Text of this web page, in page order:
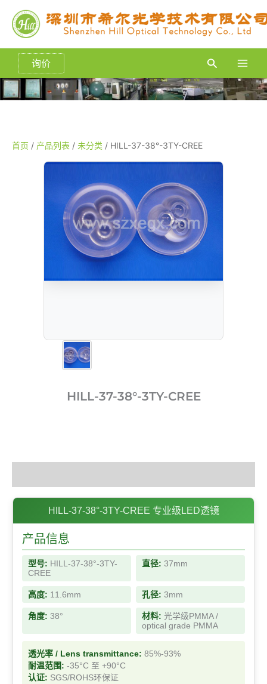
询价
搜
索
Main
首页 / 产品列表 / 未分类 / HILL-37-38°-3TY-CREE
HILL-37-38°-3TY-CREE
HILL-37-38°-3TY-CREE 专业级LED透镜
产品信息
型号: HILL-37-38°-3TY-
CREE
直径: 37mm
高度: 11.6mm 孔径: 3mm
角度: 38° 材料: 光学级PMMA /
optical grade PMMA
透光率 / Lens transmittance: 85%-93%
耐温范围: -35°C 至 +90°C
认证: SGS/ROHS环保证